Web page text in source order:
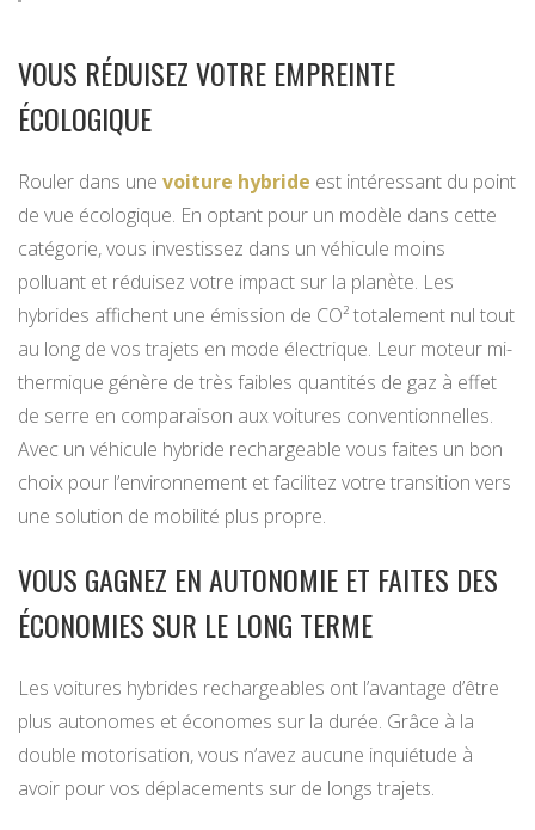
VOUS RÉDUISEZ VOTRE EMPREINTE
ÉCOLOGIQUE
Rouler dans une voiture hybride est intéressant du point
de vue écologique. En optant pour un modèle dans cette
catégorie, vous investissez dans un véhicule moins
polluant et réduisez votre impact sur la planète. Les
hybrides affichent une émission de CO² totalement nul tout
au long de vos trajets en mode électrique. Leur moteur mi-
thermique génère de très faibles quantités de gaz à effet
de serre en comparaison aux voitures conventionnelles.
Avec un véhicule hybride rechargeable vous faites un bon
choix pour l’environnement et facilitez votre transition vers
une solution de mobilité plus propre.
VOUS GAGNEZ EN AUTONOMIE ET FAITES DES
ÉCONOMIES SUR LE LONG TERME
Les voitures hybrides rechargeables ont l’avantage d’être
plus autonomes et économes sur la durée. Grâce à la
double motorisation, vous n’avez aucune inquiétude à
avoir pour vos déplacements sur de longs trajets.